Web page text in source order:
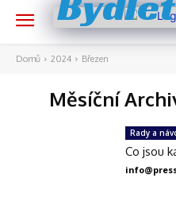
Domů 2024 Březen
Měsíční
Rady a
Co jsou